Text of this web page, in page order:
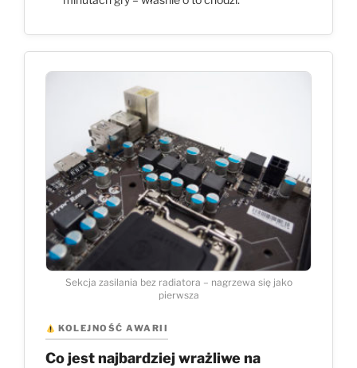
Sekcja zasilania bez radiatora – nagrzewa się jako
pierwsza
KOLEJNOŚĆ AWARII
Co jest najbardziej wrażliwe na